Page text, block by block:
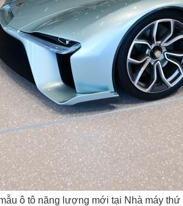
ô tô năng lượng mới tại Nhà máy